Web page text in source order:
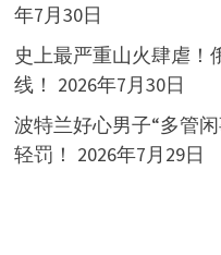
年7月30日
史上最严重山火肆虐！
线！ 2026年7月30日
波特兰好心男子“多管
轻罚！ 2026年7月29日